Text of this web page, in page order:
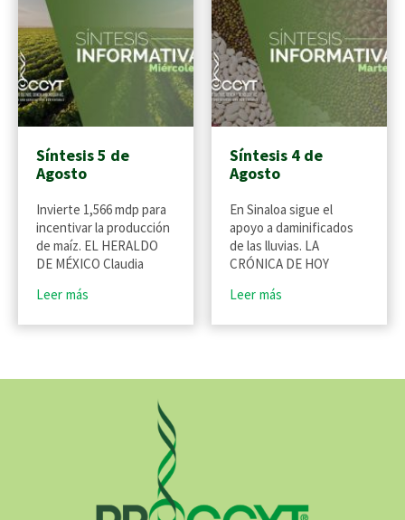
Síntesis 5 de
Agosto
Invierte 1,566 mdp para
incentivar la producción
de maíz. EL HERALDO
DE MÉXICO Claudia
Leer más
Síntesis 4 de
Agosto
En Sinaloa sigue el
apoyo a daminificados
de las lluvias. LA
CRÓNICA DE HOY
Leer más